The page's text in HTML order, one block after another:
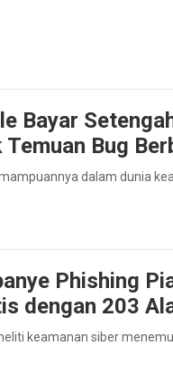
Bayar
Temuan Bug
dalam dunia
Phishing
dengan 203
keamanan siber